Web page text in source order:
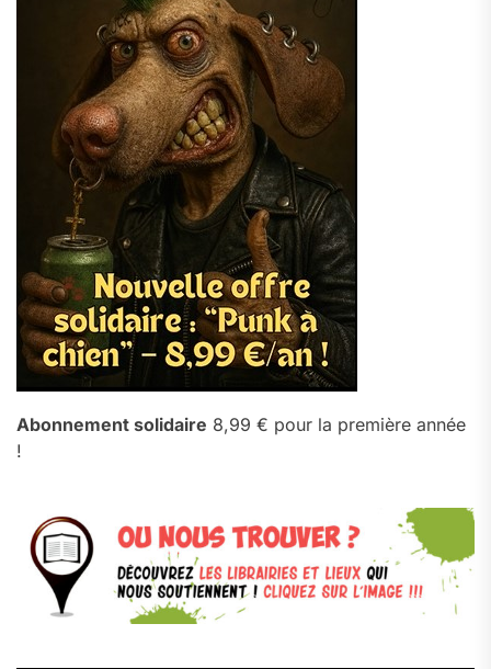
Abonnement solidaire 8,99 € pour la première année
!